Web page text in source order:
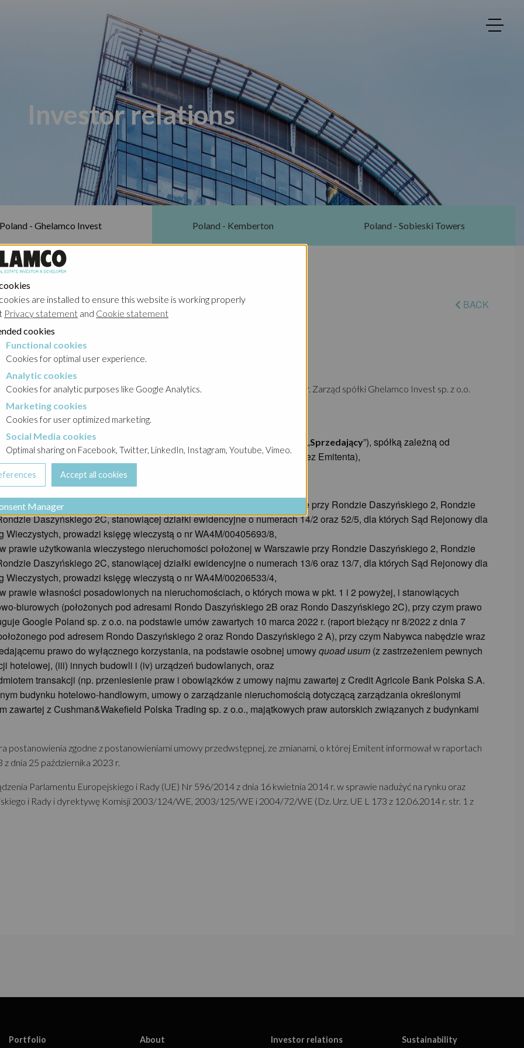
Investor relations
Poland - Ghelamco Invest Poland - Kemberton Poland - Sobieski Towers
BACK
2023 r. oraz raportu bieżącego nr 39/2023 z dnia 25 października 2023 r. Zarząd spółki Ghelamco Invest sp. z o.o.
przyrzeczonej umowy sprzedaży („
capital variable) z siedzibą w Paryżu („
the Hub spółka komandytowo – akcyjna
z siedzibą w Warszawie („Sprzedający”), spółką zależną od
która udzieliła poręczeń zabezpieczających obligacje emitowane przez Emitenta),
prawie użytkowania wieczystego nieruchomości położonej w Warszawie przy Rondzie Daszyńskiego 2, Rondzie
Daszyńskiego 2C, stanowiącej działki ewidencyjne o numerach 14/2 oraz 52/5, dla których Sąd Rejonowy dla
prowadzi księgę wieczystą o nr WA4M/00405693/8,
prawie użytkowania wieczystego nieruchomości położonej w Warszawie przy Rondzie Daszyńskiego 2, Rondzie
Daszyńskiego 2C, stanowiącej działki ewidencyjne o numerach 13/6 oraz 13/7, dla których Sąd Rejonowy dla
prowadzi księgę wieczystą o nr WA4M/00206533/4,
prawie własności posadowionych na nieruchomościach, o których mowa w pkt. 1 i 2 powyżej, i stanowiących
biurowych (położonych pod adresami Rondo Daszyńskiego 2B oraz Rondo Daszyńskiego 2C), przy czym prawo
Google Poland sp. z o.o. na podstawie umów zawartych 10 marca 2022 r. (raport bieżący nr 8/2022 z dnia 7
pod adresem Rondo Daszyńskiego 2 oraz Rondo Daszyńskiego 2 A), przy czym Nabywca nabędzie wraz
prawo do wyłącznego korzystania, na podstawie osobnej umowyquoad usum (z zastrzeżeniem pewnych
hotelowej, (iii) innych budowli i (iv) urządzeń budowlanych, oraz
transakcji (np. przeniesienie praw i obowiązków z umowy najmu zawartej z Credit Agricole Bank Polska S.A.
budynku hotelowo-handlowym, umowy o zarządzanie nieruchomością dotyczącą zarządzania określonymi
zawartej z Cushman&Wakefield Polska Trading sp. z o.o., majątkowych praw autorskich związanych z budynkami
postanowienia zgodne z postanowieniami umowy przedwstępnej, ze zmianami, o której Emitent informował w raportach
dnia 25 października 2023 r.
Parlamentu Europejskiego i Rady (UE) Nr 596/2014 z dnia 16 kwietnia 2014 r. w sprawie nadużyć na rynku oraz
i Rady i dyrektywę Komisji 2003/124/WE, 2003/125/WE i 2004/72/WE (Dz. Urz. UE L 173 z 12.06.2014 r. str. 1 z
Portfolio About Investor relations Sustainability
are installed to ensure this website is working properly
Privacy statement and Cookie statement
cookies
Functional cookies
Cookies for optimal user experience.
Analytic cookies
Cookies for analytic purposes like Google Analytics.
Marketing cookies
Cookies for user optimized marketing.
cookies
Social Media cookies
Optimal sharing on Facebook, Twitter, LinkedIn, Instagram, Youtube, Vimeo.
Manager